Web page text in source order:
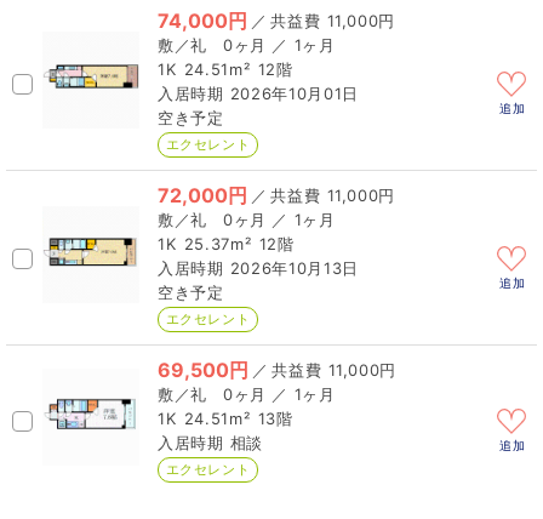
74,000円 ／
11,000円
0ヶ月 ／ 1ヶ月
1K 24.51m² 12階
2026年10月01日
空き予定
エクセレント
追加
72,000円 ／
11,000円
0ヶ月 ／ 1ヶ月
1K 25.37m² 12階
2026年10月13日
空き予定
エクセレント
追加
69,500円 ／
11,000円
0ヶ月 ／ 1ヶ月
1K 24.51m² 13階
相談
エクセレント
追加